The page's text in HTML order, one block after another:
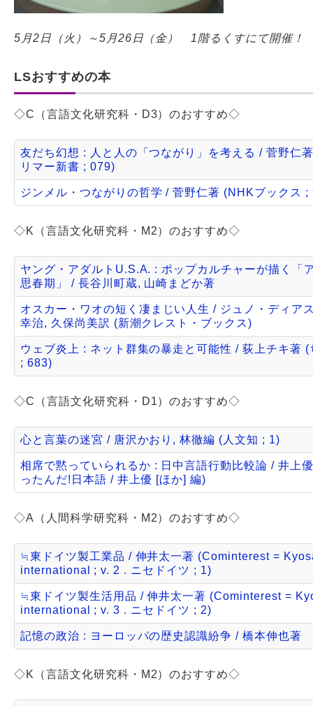
5月2日（火）～5月26日（金） 1階るくすにて開催！
LSおすすめの本
◇C（言語文化研究科・D3）のおすすめ◇
友だち幻想 : 人と人の「つながり」を考える / 菅野仁
リマー新書 ; 079)
ジンメル・つながりの哲学 / 菅野仁著 (NHKブックス ;
◇K（言語文化研究科・M2）のおすすめ◇
ヤング・アダルトU.S.A. : ポップカルチャーが描く「
思春期」 / 長谷川町蔵, 山崎まどか著
オスカー・ワオの短く凄まじい人生 / ジュノ・ディア
幸治, 久保尚美訳 (新潮クレスト・ブックス)
ウェブ炎上 : ネット群集の暴走と可能性 / 荻上チキ著 (
; 683)
◇C（言語文化研究科・D1）のおすすめ◇
心と言葉の迷宮 / 唐沢かおり, 林徹編 (人文知 ; 1)
相席で黙っていられるか : 日中言語行動比較論 / 井上
ったんだ!日本語 / 井上優 [ほか] 編)
◇A（人間科学研究科・M2）のおすすめ◇
≒東ドイツ製工業品 / 伸井太一著 (Cominterest =
international ; v. 2 . ニセドイツ ; 1)
≒東ドイツ製生活用品 / 伸井太一著 (Cominterest =
international ; v. 3 . ニセドイツ ; 2)
記憶の政治 : ヨーロッパの歴史認識紛争 / 橋本伸也著
◇K（言語文化研究科・M2）のおすすめ◇